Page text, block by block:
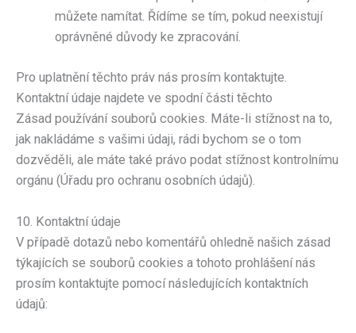
můžete namítat. Řídíme se tím, pokud neexistují
oprávněné důvody ke zpracování.
Pro uplatnění těchto práv nás prosím kontaktujte.
Kontaktní údaje najdete ve spodní části těchto
Zásad používání souborů cookies. Máte-li stížnost na to,
jak nakládáme s vašimi údaji, rádi bychom se o tom
dozvěděli, ale máte také právo podat stížnost kontrolnímu
orgánu (Úřadu pro ochranu osobních údajů).
10. Kontaktní údaje
V případě dotazů nebo komentářů ohledně našich zásad
týkajících se souborů cookies a tohoto prohlášení nás
prosím kontaktujte pomocí následujících kontaktních
údajů: